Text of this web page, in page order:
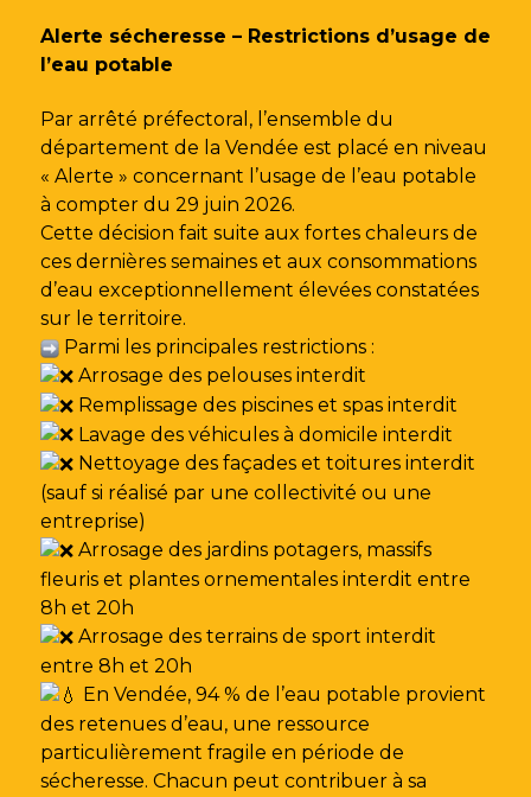
Alerte sécheresse – Restrictions d’usage de
l’eau potable
Par arrêté préfectoral, l’ensemble du
département de la Vendée est placé en niveau
« Alerte » concernant l’usage de l’eau potable
à compter du 29 juin 2026.
Cette décision fait suite aux fortes chaleurs de
ces dernières semaines et aux consommations
d’eau exceptionnellement élevées constatées
sur le territoire.
Parmi les principales restrictions :
Arrosage des pelouses interdit
Remplissage des piscines et spas interdit
Lavage des véhicules à domicile interdit
Nettoyage des façades et toitures interdit
(sauf si réalisé par une collectivité ou une
entreprise)
Arrosage des jardins potagers, massifs
fleuris et plantes ornementales interdit entre
8h et 20h
Arrosage des terrains de sport interdit
entre 8h et 20h
En Vendée, 94 % de l’eau potable provient
des retenues d’eau, une ressource
particulièrement fragile en période de
sécheresse. Chacun peut contribuer à sa